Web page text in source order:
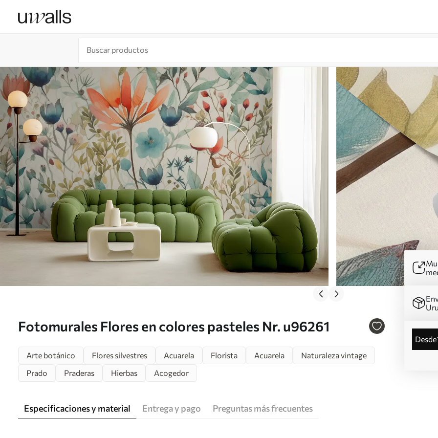
Fotomurales Flores en colores pasteles Nr. u96261
desde
Arte botánico
Flores silvestres Acuarela Florista Acuarela
Naturaleza vintage
Prado
Praderas Hierbas Acogedor
Especificaciones y material Entrega y pago Preguntas más frecuentes